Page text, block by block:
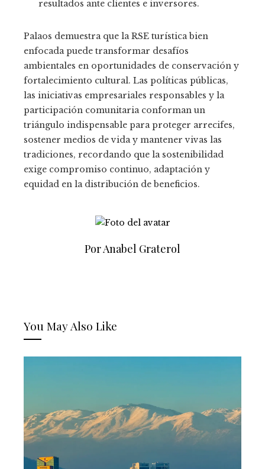
resultados ante clientes e inversores.
Palaos demuestra que la RSE turística bien
enfocada puede transformar desafíos
ambientales en oportunidades de conservación y
fortalecimiento cultural. Las políticas públicas,
las iniciativas empresariales responsables y la
participación comunitaria conforman un
triángulo indispensable para proteger arrecifes,
sostener medios de vida y mantener vivas las
tradiciones, recordando que la sostenibilidad
exige compromiso continuo, adaptación y
equidad en la distribución de beneficios.
Por Anabel Graterol
You May Also Like